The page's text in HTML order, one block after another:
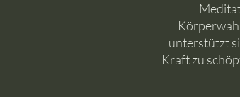
unterstützt
Kraft zu